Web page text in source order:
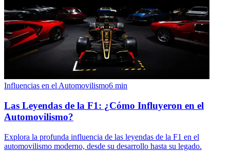
Influencias en el Automovilismo6 min
Las Leyendas de la F1: ¿Cómo Influyeron en el
Automovilismo?
Explora la profunda influencia de las leyendas de la F1 en el
automovilismo moderno, desde su desarrollo hasta su legado.